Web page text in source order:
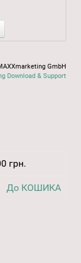
GmbH
Download & Support
грн.
До КОШИКА